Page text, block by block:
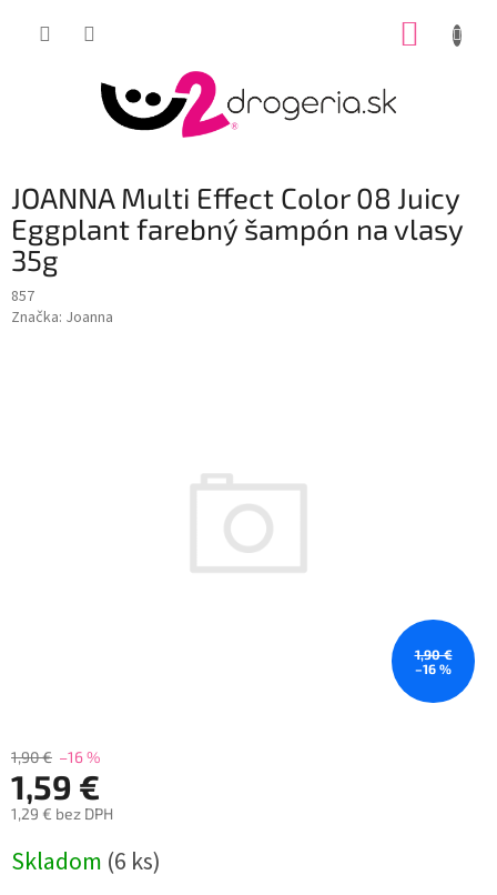
JOANNA Multi Effect Color 08 Juicy
Eggplant farebný šampón na vlasy
35g
857
Značka: Joanna
1,90 €
–16 %
1,90 € –16 %
1,59 €
1,29 € bez DPH
cena:
Skladom (6 ks)